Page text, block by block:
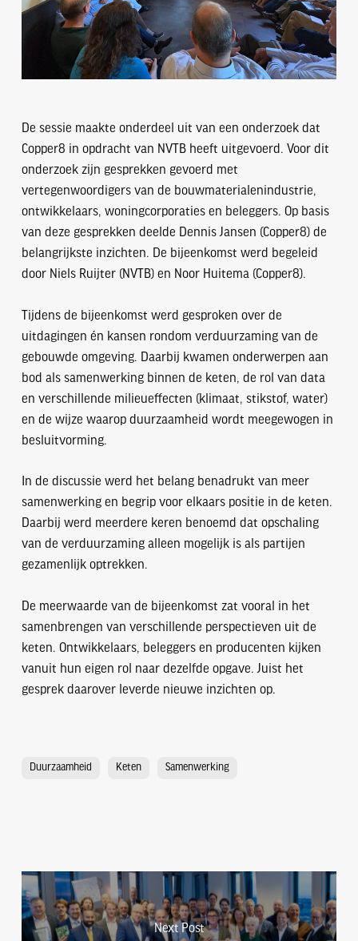
De sessie maakte onderdeel uit van een onderzoek dat
Copper8 in opdracht van NVTB heeft uitgevoerd. Voor dit
onderzoek zijn gesprekken gevoerd met
vertegenwoordigers van de bouwmaterialenindustrie,
ontwikkelaars, woningcorporaties en beleggers. Op basis
van deze gesprekken deelde Dennis Jansen (Copper8) de
belangrijkste inzichten. De bijeenkomst werd begeleid
door Niels Ruijter (NVTB) en Noor Huitema (Copper8).
Tijdens de bijeenkomst werd gesproken over de
uitdagingen én kansen rondom verduurzaming van de
gebouwde omgeving. Daarbij kwamen onderwerpen aan
bod als samenwerking binnen de keten, de rol van data
en verschillende milieueffecten (klimaat, stikstof, water)
en de wijze waarop duurzaamheid wordt meegewogen in
besluitvorming.
In de discussie werd het belang benadrukt van meer
samenwerking en begrip voor elkaars positie in de keten.
Daarbij werd meerdere keren benoemd dat opschaling
van de verduurzaming alleen mogelijk is als partijen
gezamenlijk optrekken.
De meerwaarde van de bijeenkomst zat vooral in het
samenbrengen van verschillende perspectieven uit de
keten. Ontwikkelaars, beleggers en producenten kijken
vanuit hun eigen rol naar dezelfde opgave. Juist het
gesprek daarover leverde nieuwe inzichten op.
Duurzaamheid Keten Samenwerking
Next Post